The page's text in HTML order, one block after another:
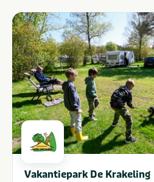
Vakantiepark De Krakeling